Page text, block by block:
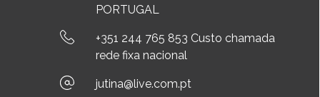
PORTUGAL
+351 244 765 853 Custo chamada
rede fixa nacional
jutina@live.com.pt